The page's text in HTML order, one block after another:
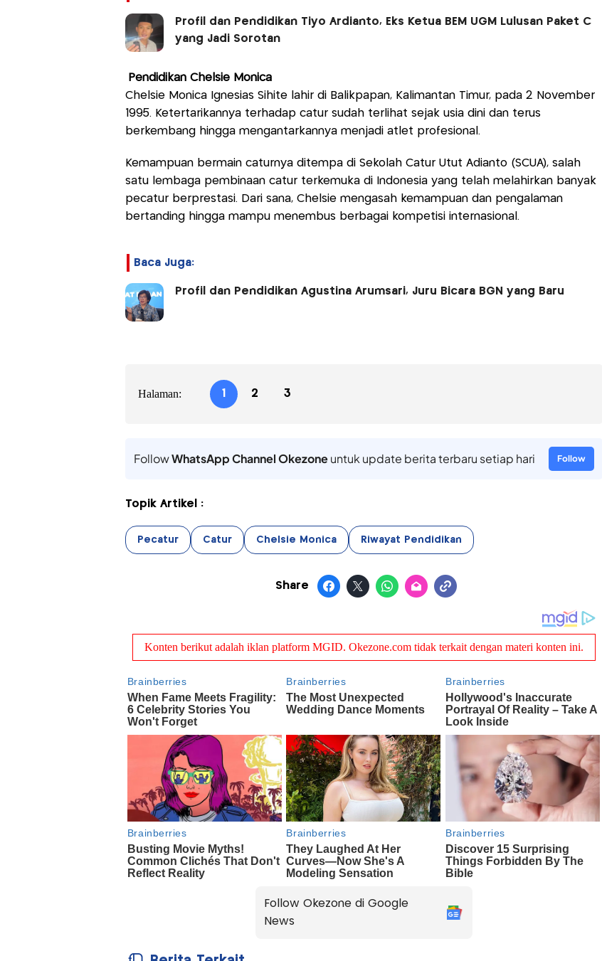
Profil dan Pendidikan Tiyo Ardianto, Eks Ketua BEM UGM Lulusan Paket C
yang Jadi Sorotan
Pendidikan Chelsie Monica
Chelsie Monica Ignesias Sihite lahir di Balikpapan, Kalimantan Timur, pada 2 November
1995. Ketertarikannya terhadap catur sudah terlihat sejak usia dini dan terus
berkembang hingga mengantarkannya menjadi atlet profesional.
Kemampuan bermain caturnya ditempa di Sekolah Catur Utut Adianto (SCUA), salah
satu lembaga pembinaan catur terkemuka di Indonesia yang telah melahirkan banyak
pecatur berprestasi. Dari sana, Chelsie mengasah kemampuan dan pengalaman
bertanding hingga mampu menembus berbagai kompetisi internasional.
Baca Juga:
Profil dan Pendidikan Agustina Arumsari, Juru Bicara BGN yang Baru
Halaman: 1 2 3
FollowWhatsApp Channel Okezoneuntuk update berita terbaru setiap hari Follow
Topik Artikel :
Pecatur Catur Chelsie Monica Riwayat Pendidikan
Share
Follow Okezone di Google
News